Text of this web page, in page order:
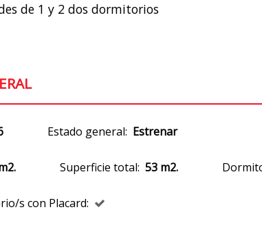
de 1 y 2 dos dormitorios
Estado general: Estrenar
Superficie total: 53 m2.
s con Placard: